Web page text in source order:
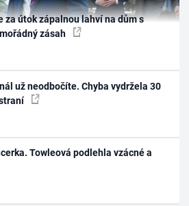
za útok zápalnou lahví na dům s
zásah
už neodbočíte. Chyba vydržela 30
Towleová podlehla vzácné a